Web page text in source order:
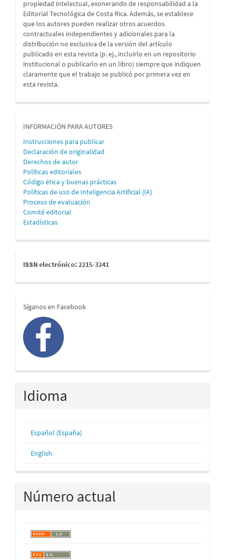
propiedad intelectual, exonerando de responsabilidad a la
Editorial Tecnológica de Costa Rica. Además, se establece
que los autores pueden realizar otros acuerdos
contractuales independientes y adicionales para la
distribución no exclusiva de la versión del artículo
publicado en esta revista (p. ej., incluirlo en un repositorio
institucional o publicarlo en un libro) siempre que indiquen
claramente que el trabajo se publicó por primera vez en
esta revista.
informacion
INFORMACIÓN PARA AUTORES
Instrucciones para publicar
Declaración de originalidad
Derechos de autor
Políticas editoriales
Código ética y buenas prácticas
Políticas de uso de Inteligencia Artificial (IA)
Proceso de evaluación
Comité editorial
Estadísticas
issn
ISSN electrónico: 2215-3241
redes
Síganos en Facebook
Idioma
Español (España)
English
Número actual